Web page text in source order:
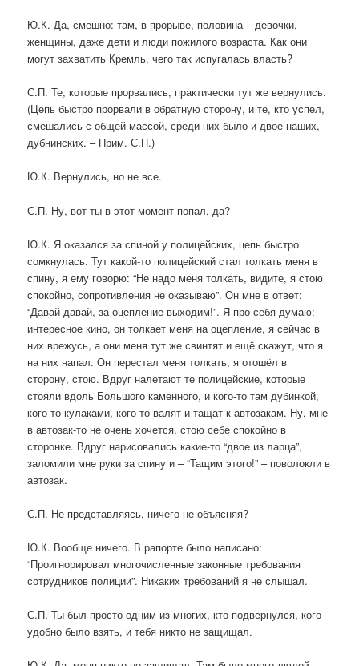
Ю.К. Да, смешно: там, в прорыве, половина – девочки,
женщины, даже дети и люди пожилого возраста. Как они
могут захватить Кремль, чего так испугалась власть?
С.П. Те, которые прорвались, практически тут же вернулись.
(Цепь быстро прорвали в обратную сторону, и те, кто успел,
смешались с общей массой, среди них было и двое наших,
дубнинских. – Прим. С.П.)
Ю.К. Вернулись, но не все.
С.П. Ну, вот ты в этот момент попал, да?
Ю.К. Я оказался за спиной у полицейских, цепь быстро
сомкнулась. Тут какой-то полицейский стал толкать меня в
спину, я ему говорю: “Не надо меня толкать, видите, я стою
спокойно, сопротивления не оказываю”. Он мне в ответ:
“Давай-давай, за оцепление выходим!”. Я про себя думаю:
интересное кино, он толкает меня на оцепление, я сейчас в
них врежусь, а они меня тут же свинтят и ещё скажут, что я
на них напал. Он перестал меня толкать, я отошёл в
сторону, стою. Вдруг налетают те полицейские, которые
стояли вдоль Большого каменного, и кого-то там дубинкой,
кого-то кулаками, кого-то валят и тащат к автозакам. Ну, мне
в автозак-то не очень хочется, стою себе спокойно в
сторонке. Вдруг нарисовались какие-то “двое из ларца”,
заломили мне руки за спину и – “Тащим этого!” – поволокли в
автозак.
С.П. Не представляясь, ничего не объясняя?
Ю.К. Вообще ничего. В рапорте было написано:
“Проигнорировал многочисленные законные требования
сотрудников полиции”. Никаких требований я не слышал.
С.П. Ты был просто одним из многих, кто подвернулся, кого
удобно было взять, и тебя никто не защищал.